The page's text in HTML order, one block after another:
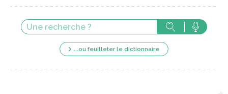
...ou feuilleter le dictionnaire